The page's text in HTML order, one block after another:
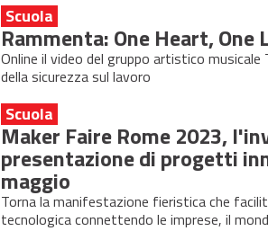
Scuola
Rammenta: One Heart, One
Online il video del gruppo artistico
della sicurezza sul lavoro
Scuola
Maker Faire Rome 2023,
presentazione di progetti
maggio
Torna la manifestazione fieristica che
tecnologica connettendo le imprese, il